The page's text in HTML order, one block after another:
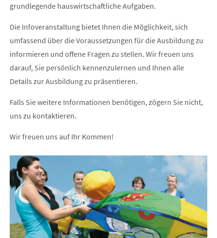
grundlegende hauswirtschaftliche Aufgaben.
Die Infoveranstaltung bietet Ihnen die Möglichkeit, sich
umfassend über die Voraussetzungen für die Ausbildung zu
informieren und offene Fragen zu stellen. Wir freuen uns
darauf, Sie persönlich kennenzulernen und Ihnen alle
Details zur Ausbildung zu präsentieren.
Falls Sie weitere Informationen benötigen, zögern Sie nicht,
uns zu kontaktieren.
Wir freuen uns auf Ihr Kommen!